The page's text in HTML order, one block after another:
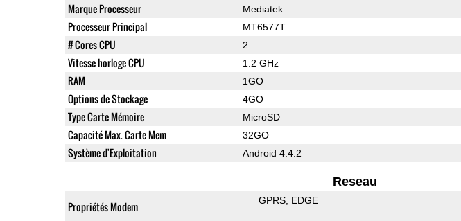
Marque Processeur Mediatek
Processeur Principal MT6577T
# Cores CPU 2
Vitesse horloge CPU 1.2 GHz
RAM 1GO
Options de Stockage 4GO
Type Carte Mémoire MicroSD
Capacité Max. Carte Mem 32GO
Système d'Exploitation Android 4.4.2
Reseau
Propriétés Modem GPRS EDGE